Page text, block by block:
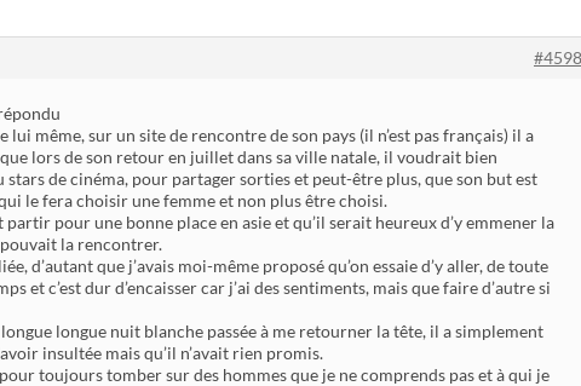
#4598
lui même, sur un site de rencontre de son pays (il n’est pas français) il a
lors de son retour en juillet dans sa ville natale, il voudrait bien
stars de cinéma, pour partager sorties et peut-être plus, que son but est
le fera choisir une femme et non plus être choisi.
pour une bonne place en asie et qu’il serait heureux d’y emmener la
la rencontrer.
d’autant que j’avais moi-même proposé qu’on essaie d’y aller, de toute
et c’est dur d’encaisser car j’ai des sentiments, mais que faire d’autre si
longue nuit blanche passée à me retourner la tête, il a simplement
insultée mais qu’il n’avait rien promis.
toujours tomber sur des hommes que je ne comprends pas et à qui je